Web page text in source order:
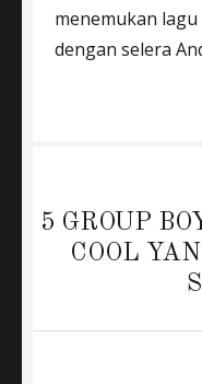
menemukan
dengan selera
navigation
Previous
5 GROUP
COOL